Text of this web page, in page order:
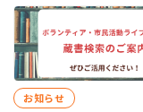
お知らせ